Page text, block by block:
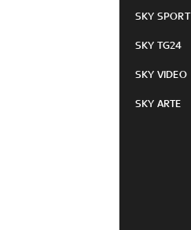
SKY SPORT
SKY TG24
SKY VIDEO
SKY ARTE